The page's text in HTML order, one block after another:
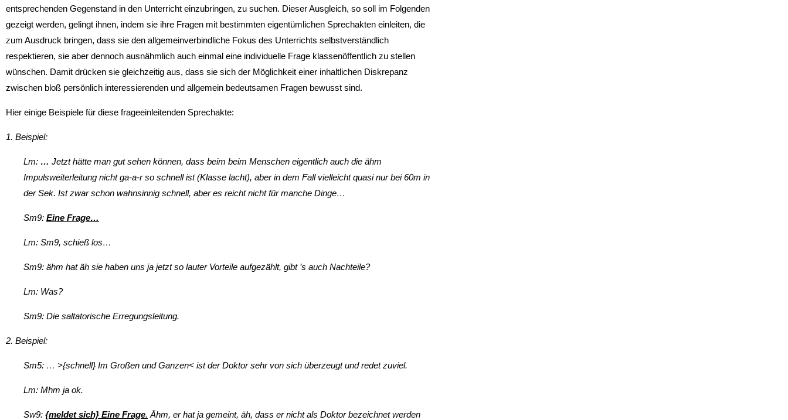
entsprechenden Gegenstand in den Unterricht einzubringen, zu suchen. Dieser Ausgleich, so soll im Folgenden
gezeigt werden, gelingt ihnen, indem sie ihre Fragen mit bestimmten eigentümlichen Sprechakten einleiten, die
zum Ausdruck bringen, dass sie den allgemeinverbindliche Fokus des Unterrichts selbstverständlich
respektieren, sie aber dennoch ausnähmlich auch einmal eine individuelle Frage klassenöffentlich zu stellen
wünschen. Damit drücken sie gleichzeitig aus, dass sie sich der Möglichkeit einer inhaltlichen Diskrepanz
zwischen bloß persönlich interessierenden und allgemein bedeutsamen Fragen bewusst sind.
Hier einige Beispiele für diese frageeinleitenden Sprechakte:
1. Beispiel:
Lm: … Jetzt hätte man gut sehen können, dass beim beim Menschen eigentlich auch die ähm
Impulsweiterleitung nicht ga-a-r so schnell ist (Klasse lacht), aber in dem Fall vielleicht quasi nur bei 60m in
der Sek. Ist zwar schon wahnsinnig schnell, aber es reicht nicht für manche Dinge…
Sm9: Eine Frage…
Lm: Sm9, schieß los…
Sm9: ähm hat äh sie haben uns ja jetzt so lauter Vorteile aufgezählt, gibt ’s auch Nachteile?
Lm: Was?
Sm9: Die saltatorische Erregungsleitung.
2. Beispiel:
Sm5: … >{schnell} Im Großen und Ganzen< ist der Doktor sehr von sich überzeugt und redet zuviel.
Lm: Mhm ja ok.
Sw9: {meldet sich} Eine Frage. Ähm, er hat ja gemeint, äh, dass er nicht als Doktor bezeichnet werden